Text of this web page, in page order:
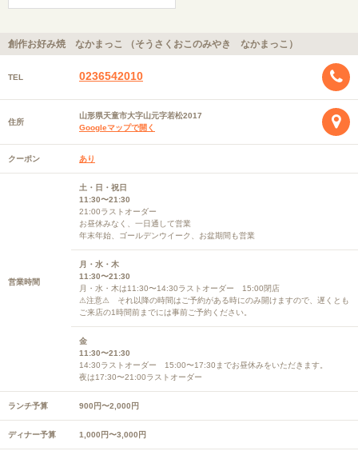
創作お好み焼 なかまっこ （そうさくおこのみやき なかまっこ）
TEL 0236542010
住所
山形県天童市大字山元字若松2017
Googleマップで開く
クーポン あり
営業時間
土・日・祝日
11:30〜21:30
21:00ラストオーダー
お昼休みなく、一日通して営業
年末年始、ゴールデンウイーク、お盆期間も営業
月・水・木
11:30〜21:30
月・水・木は11:30〜14:30ラストオーダー 15:00閉店
⚠注意⚠ それ以降の時間はご予約がある時にのみ開けますので、遅くとも
ご来店の1時間前までには事前ご予約ください。
金
11:30〜21:30
14:30ラストオーダー 15:00〜17:30までお昼休みをいただきます。
夜は17:30〜21:00ラストオーダー
ランチ予算 900円〜2,000円
ディナー予算 1,000円〜3,000円